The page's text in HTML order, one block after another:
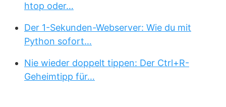
htop oder…
Der 1-Sekunden-Webserver: Wie du mit
Python sofort…
Nie wieder doppelt tippen: Der Ctrl+R-
Geheimtipp für…